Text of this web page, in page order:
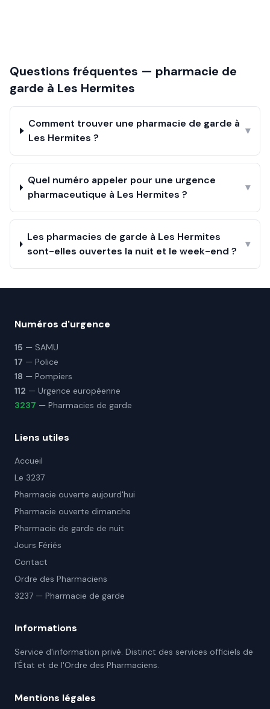
Questions fréquentes — pharmacie de
garde à Les Hermites
Comment trouver une pharmacie de garde à
Les Hermites ?
▾
Quel numéro appeler pour une urgence
pharmaceutique à Les Hermites ?
▾
Les pharmacies de garde à Les Hermites
sont-elles ouvertes la nuit et le week-end ?
▾
Numéros d'urgence
15 — SAMU
17 — Police
18 — Pompiers
112 — Urgence européenne
3237 — Pharmacies de garde
Liens utiles
Accueil
Le 3237
Pharmacie ouverte aujourd'hui
Pharmacie ouverte dimanche
Pharmacie de garde de nuit
Jours Fériés
Contact
Ordre des Pharmaciens
3237 — Pharmacie de garde
Informations
Service d'information privé. Distinct des services officiels de
l'État et de l'Ordre des Pharmaciens.
Mentions légales